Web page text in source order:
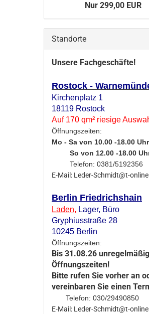
Nur 299,00 EUR
Standorte
Unsere Fachgeschäfte!
Rostock -
Kirchenplatz 1
18119 Rostock
Auf 170 qm² riesige
Öffnungszeiten:
Mo - Sa von 10.00 -18.00 Uhr
So von 12.00 -18.00
Telefon: 0381/5192356
E-Mail: Leder-Schmidt@t-
Berlin Friedrichshain
Laden, Lager, Büro
Gryphiusstraße 28
10245 Berlin
Öffnungszeiten:
Bis 31.08.26
Öffnungszeiten!
Bitte rufen Sie vorher an
vereinbaren Sie einen
Telefon: 030/29490850
E-Mail: Leder-Schmidt@t-